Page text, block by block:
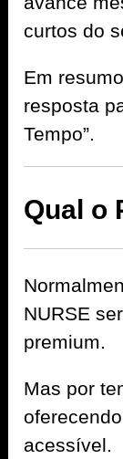
curtos do
Em
resposta
Tempo”.
Qual o
NURSE
premium.
Mas por
acessível.